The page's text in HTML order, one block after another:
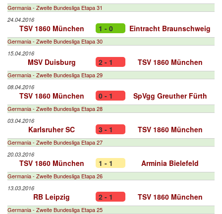
Germania - Zweite Bundesliga Etapa 31
24.04.2016
TSV 1860 München 1 - 0 Eintracht Braunschweig
Germania - Zweite Bundesliga Etapa 30
15.04.2016
MSV Duisburg 2 - 1 TSV 1860 München
Germania - Zweite Bundesliga Etapa 29
08.04.2016
TSV 1860 München 0 - 1 SpVgg Greuther Fürth
Germania - Zweite Bundesliga Etapa 28
03.04.2016
Karlsruher SC 3 - 1 TSV 1860 München
Germania - Zweite Bundesliga Etapa 27
20.03.2016
TSV 1860 München 1 - 1 Arminia Bielefeld
Germania - Zweite Bundesliga Etapa 26
13.03.2016
RB Leipzig 2 - 1 TSV 1860 München
Germania - Zweite Bundesliga Etapa 25